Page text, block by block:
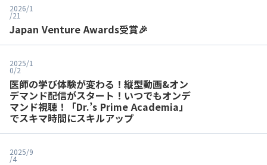
2026/1
/21
Japan Venture Awards受賞🎉
2025/1
0/2
医師の学び体験が変わる！縦型動画&オン
デマンド配信がスタート！いつでもオンデ
マンド視聴！「Dr.’s Prime Academia」
でスキマ時間にスキルアップ
2025/9
/4